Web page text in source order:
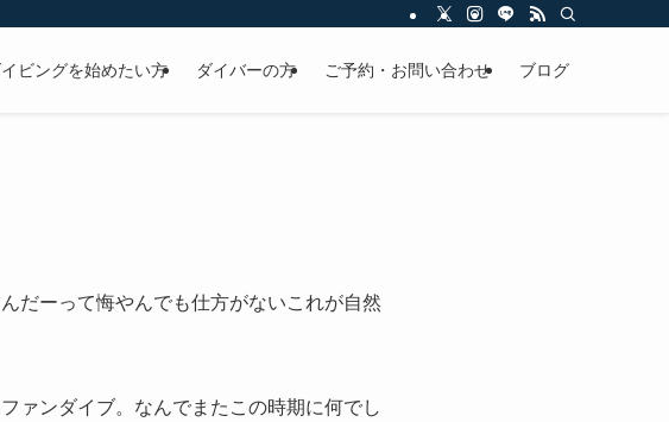
イビングを始めたい方 ダイバーの方 ご予約・お問い合わせ ブログ
だーって悔やんでも仕方がないこれが自然
ァンダイブ。なんでまたこの時期に何でし